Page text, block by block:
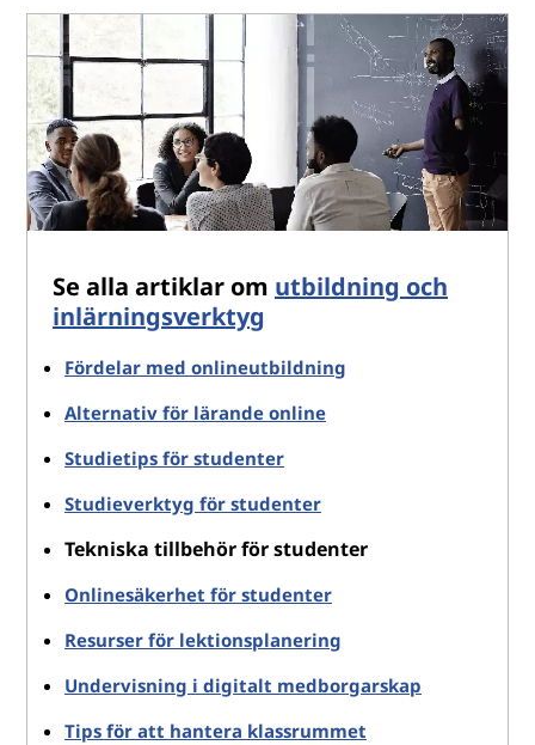
Se alla artiklar om utbildning och
inlärningsverktyg
Fördelar med onlineutbildning
Alternativ för lärande online
Studietips för studenter
Studieverktyg för studenter
Tekniska tillbehör för studenter
Onlinesäkerhet för studenter
Resurser för lektionsplanering
Undervisning i digitalt medborgarskap
Tips för att hantera klassrummet